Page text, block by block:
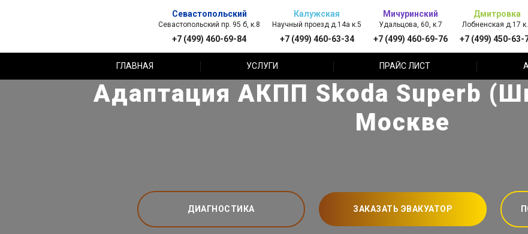
Севастопольский
Севастопольский пр. 95 б, к.8
+7 (499) 460-69-84
Калужская
Научный проезд д.14а к.5
+7 (499) 460-63-34
Мичуринский
Удальцова, 60, к.7
+7 (499) 460-69-76
Дмитровка
Лобненская д.17
+7 (499) 450-63-
ГЛАВНАЯ УСЛУГИ ПРАЙС ЛИСТ
Адаптация АКПП Skoda Superb
Москве
ДИАГНОСТИКА ЗАКАЗАТЬ ЭВАКУАТОР